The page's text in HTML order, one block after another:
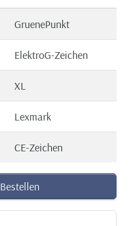
GruenePunkt
ElektroG-Zeichen
XL
Lexmark
CE-Zeichen
Bestellen